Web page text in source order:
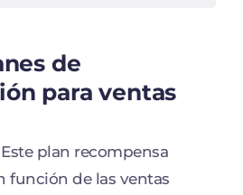
de
para ventas
plan recompensa
función de las ventas